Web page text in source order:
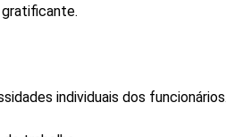
individuais dos funcionários.